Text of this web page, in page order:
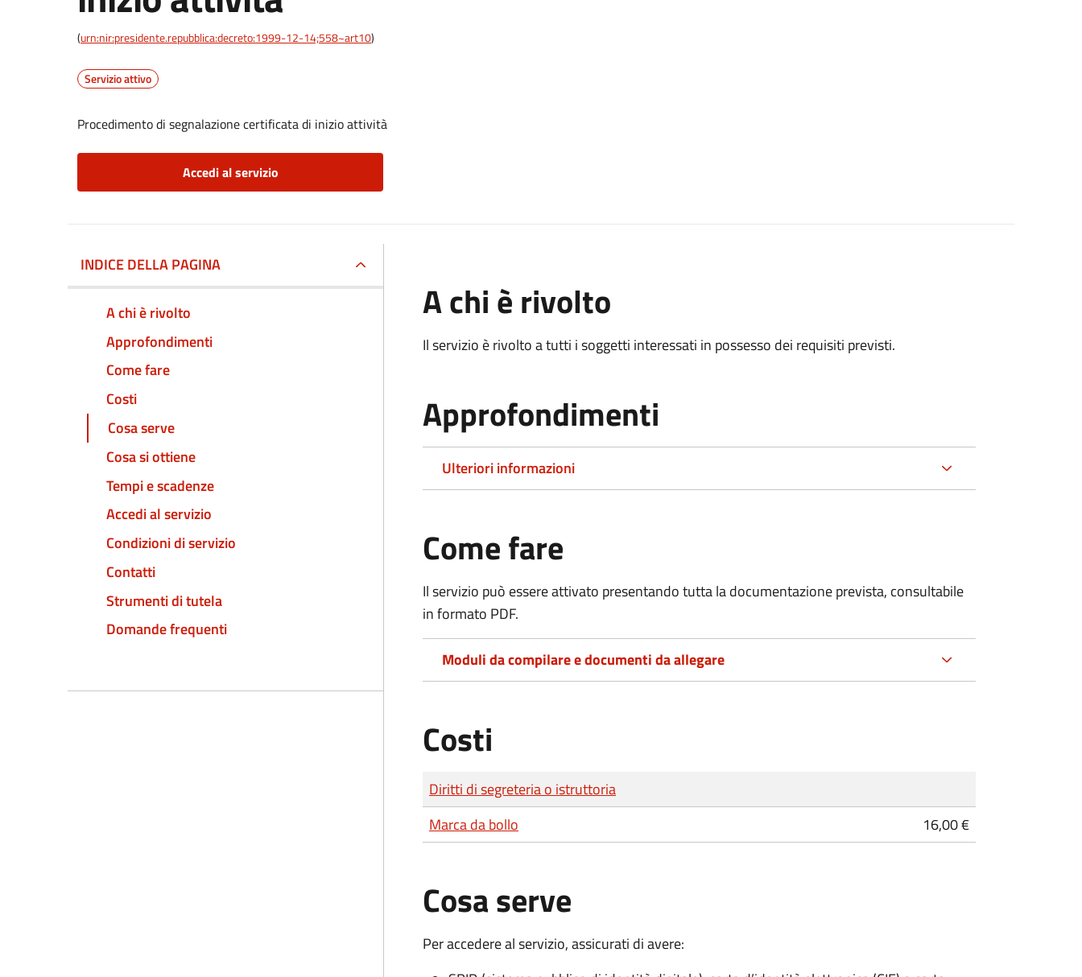
(urn:nir:presidente.repubblica:decreto:1999-12-14;558~art10)
Servizio attivo
Procedimento di segnalazione certificata di inizio attività
Accedi al servizio
INDICE DELLA PAGINA
A chi è rivolto
Approfondimenti
Come fare
Costi
Cosa serve
Cosa si ottiene
Tempi e scadenze
Accedi al servizio
Condizioni di servizio
Contatti
Strumenti di tutela
Domande frequenti
A chi è rivolto
Il servizio è rivolto a tutti i soggetti interessati in possesso dei requisiti previsti.
Approfondimenti
Ulteriori informazioni
Come fare
Il servizio può essere attivato presentando tutta la documentazione prevista, consultabile
in formato PDF.
Moduli da compilare e documenti da allegare
Costi
Tipo di pagamento
Importo
Diritti di segreteria o istruttoria
Marca da bollo
16,00 €
Cosa serve
Per accedere al servizio, assicurati di avere: